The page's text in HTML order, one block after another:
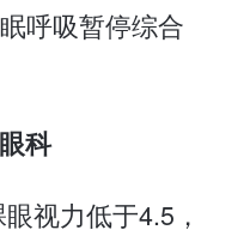
呼吸暂停综合
科
视力低于4.5，